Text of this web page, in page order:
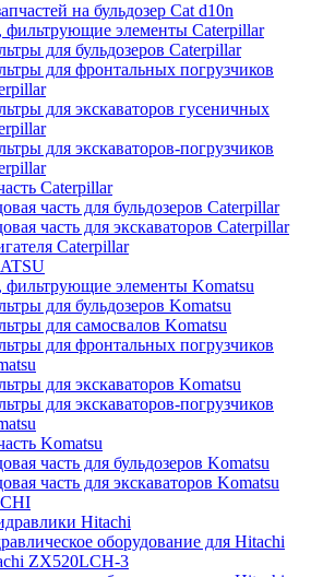
на бульдозер Сat d10n
элементы Caterpillar
для бульдозеров Caterpillar
для фронтальных погрузчиков
для экскаваторов гусеничных
для экскаваторов-погрузчиков
Caterpillar
часть для бульдозеров Caterpillar
часть для экскаваторов Caterpillar
Caterpillar
элементы Komatsu
для бульдозеров Komatsu
для самосвалов Komatsu
для фронтальных погрузчиков
для экскаваторов Komatsu
для экскаваторов-погрузчиков
Komatsu
часть для бульдозеров Komatsu
часть для экскаваторов Komatsu
Hitachi
оборудование для Hitachi
ZX520LCH-3